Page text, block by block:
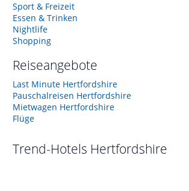
Sport & Freizeit
Essen & Trinken
Nightlife
Shopping
Reiseangebote
Last Minute Hertfordshire
Pauschalreisen Hertfordshire
Mietwagen Hertfordshire
Flüge
Trend-Hotels Hertfordshire